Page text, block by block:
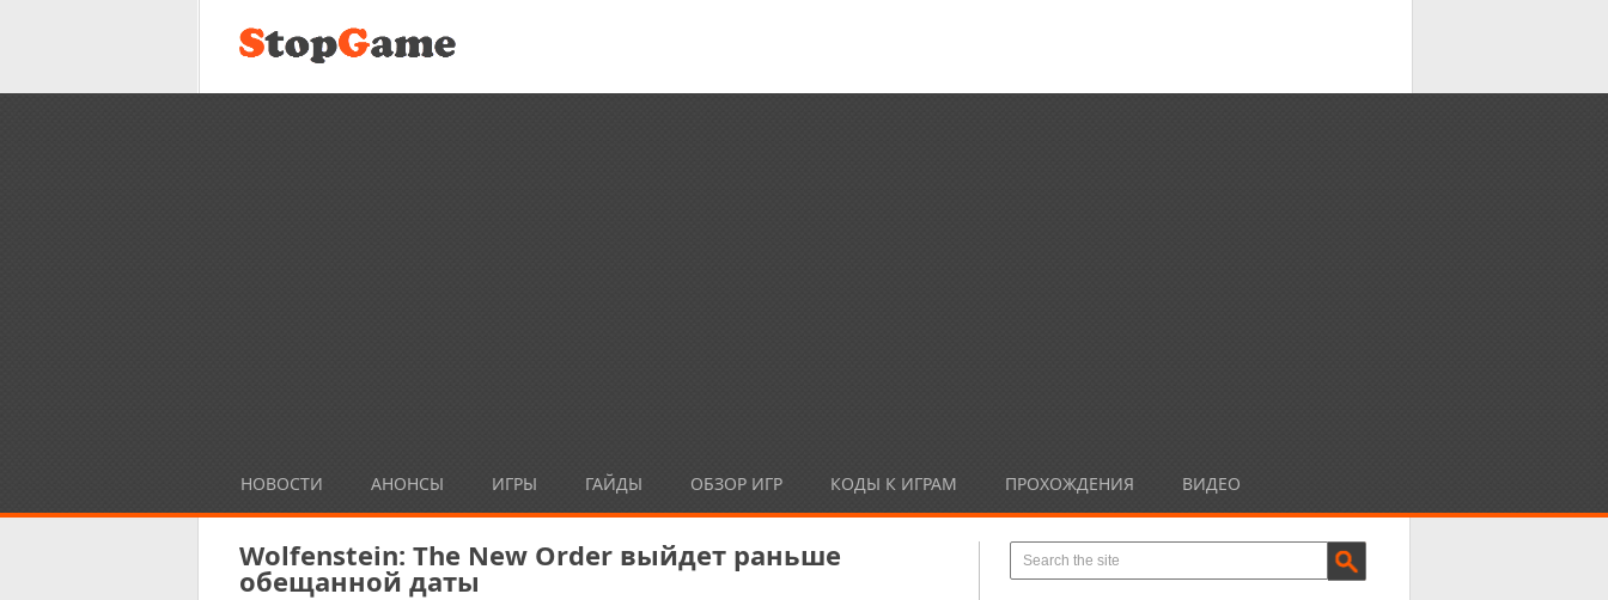
НОВОСТИ АНОНСЫ ИГРЫ ГАЙДЫ ОБЗОР ИГР КОДЫ К ИГРАМ ПРОХОЖДЕНИЯ ВИДЕО
Wolfenstein: The New Order выйдет раньше
обещанной даты